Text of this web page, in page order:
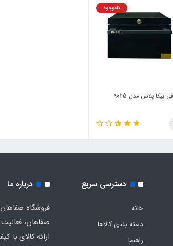
ناموجود
بیکا پلاس مدل 9025
دسترسی سریع
خانه
دسته بندی کالاها
راهنما
درباره ما
صفاهان، فعالیت
ارائه کالای با